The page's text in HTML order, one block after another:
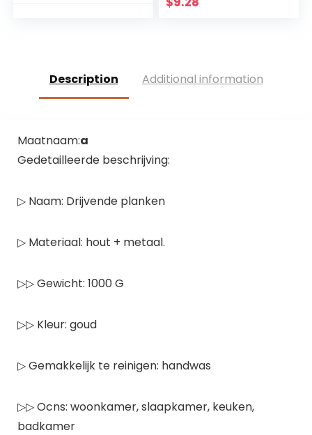
Description Additional information
Maatnaam:a
Gedetailleerde beschrijving:
▷ Naam: Drijvende planken
▷ Materiaal: hout + metaal.
▷▷ Gewicht: 1000 G
▷▷ Kleur: goud
▷ Gemakkelijk te reinigen: handwas
▷▷ Ocns: woonkamer, slaapkamer, keuken,
badkamer